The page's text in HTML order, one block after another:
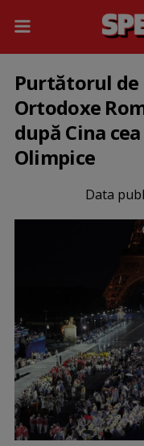
Purtătorul de
Ortodoxe
după Cina
Olimpice
Data